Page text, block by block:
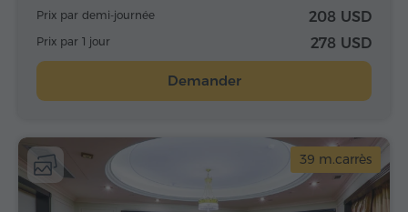
Prix par demi-journée 208 USD
Prix par 1 jour 278 USD
Demander
39 m.carrès